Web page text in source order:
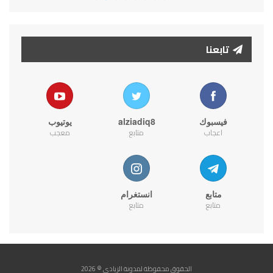
تابعنا
فيسبوك
اعجاب
alziadiq8
متابع
يوتيوب
معجب
متابع
متابع
انستغرام
متابع
الحقوق محفوظة لمدونة الزيادي © 2026